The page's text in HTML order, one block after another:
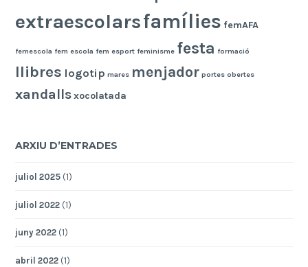
extraescolarsfamílies femAFA
femescola fem escola fem esport feminisme festa formació
llibres logotip mares menjador portes obertes
xandallsxocolatada
ARXIU D’ENTRADES
juliol 2025 (1)
juliol 2022 (1)
juny 2022 (1)
abril 2022 (1)